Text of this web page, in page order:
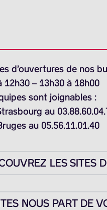
d’ouvertures de nos
12h30 – 13h30 à 18h00
sont joignables :
au
au 05.56.11.01.40
LES SITES
NOUS PART DE